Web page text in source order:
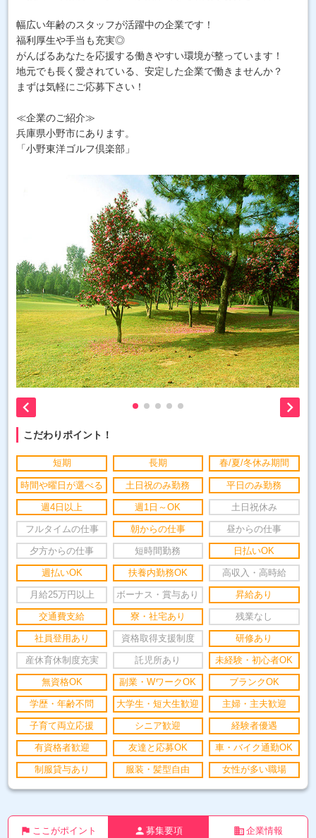
幅広い年齢のスタッフが活躍中の企業です！
福利厚生や手当も充実◎
がんばるあなたを応援する働きやすい環境が整っています！
地元でも長く愛されている、安定した企業で働きませんか？
まずは気軽にご応募下さい！
≪企業のご紹介≫
兵庫県小野市にあります。
「小野東洋ゴルフ倶楽部」
 
こだわりポイント！
短期 長期 春/夏/冬休み期間
時間や曜日が選べる 土日祝のみ勤務 平日のみ勤務
週4日以上 週1日～OK 土日祝休み
フルタイムの仕事 朝からの仕事 昼からの仕事
夕方からの仕事 短時間勤務 日払いOK
週払いOK 扶養内勤務OK 高収入・高時給
月給25万円以上 ボーナス・賞与あり 昇給あり
交通費支給 寮・社宅あり 残業なし
社員登用あり 資格取得支援制度 研修あり
産休育休制度充実 託児所あり 未経験・初心者OK
無資格OK 副業・WワークOK ブランクOK
学歴・年齢不問 大学生・短大生歓迎 主婦・主夫歓迎
子育て両立応援 シニア歓迎 経験者優遇
有資格者歓迎 友達と応募OK 車・バイク通勤OK
制服貸与あり 服装・髪型自由 女性が多い職場
flag ここがポイント person 募集要項 business 企業情報